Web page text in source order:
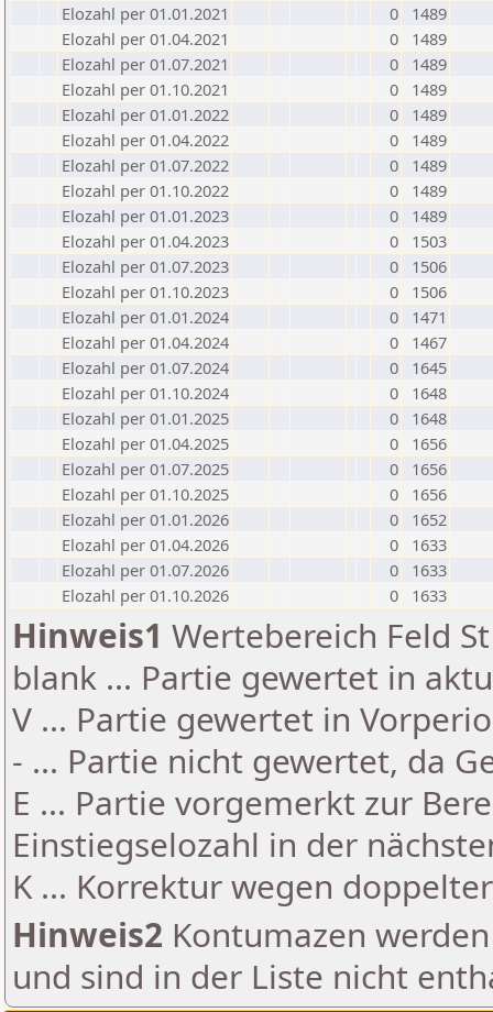
Elozahl per 01.01.2021
0
1489
Elozahl per 01.04.2021
0
1489
Elozahl per 01.07.2021
0
1489
Elozahl per 01.10.2021
0
1489
Elozahl per 01.01.2022
0
1489
Elozahl per 01.04.2022
0
1489
Elozahl per 01.07.2022
0
1489
Elozahl per 01.10.2022
0
1489
Elozahl per 01.01.2023
0
1489
Elozahl per 01.04.2023
0
1503
Elozahl per 01.07.2023
0
1506
Elozahl per 01.10.2023
0
1506
Elozahl per 01.01.2024
0
1471
Elozahl per 01.04.2024
0
1467
Elozahl per 01.07.2024
0
1645
Elozahl per 01.10.2024
0
1648
Elozahl per 01.01.2025
0
1648
Elozahl per 01.04.2025
0
1656
Elozahl per 01.07.2025
0
1656
Elozahl per 01.10.2025
0
1656
Elozahl per 01.01.2026
0
1652
Elozahl per 01.04.2026
0
1633
Elozahl per 01.07.2026
0
1633
Elozahl per 01.10.2026
0 1633
Hinweis1 Wertebereich Feld
blank ... Partie gewertet in
V ... Partie gewertet in
- ... Partie nicht gewertet, da
E ... Partie vorgemerkt zur
Einstiegselozahl in der
K ... Korrektur wegen
Hinweis2 Kontumazen
und sind in der Liste nicht